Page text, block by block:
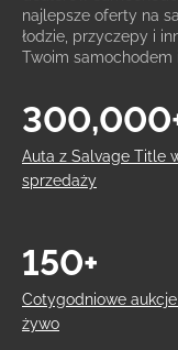
najlepsze oferty na
łodzie, przyczepy i
Twoim
Auta z Salvage Title
sprzedaży
Cotygodniowe
żywo
150+